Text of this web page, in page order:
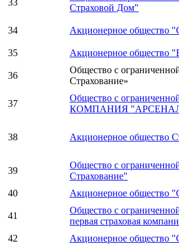
Страховой Дом"
34 Акционерное общество
35 Акционерное общество
36
Общество с
Страхование»
37
Общество с
КОМПАНИЯ
38 Акционерное общество
39
Общество с
Страхование"
40 Акционерное общество
41
Общество с
первая страховая
42 Акционерное общество